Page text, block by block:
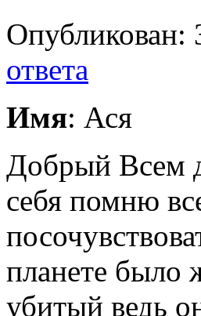
Опубликован:
ответа
Имя: Ася
Добрый Всем
себя помню
планете было
убитый ведь